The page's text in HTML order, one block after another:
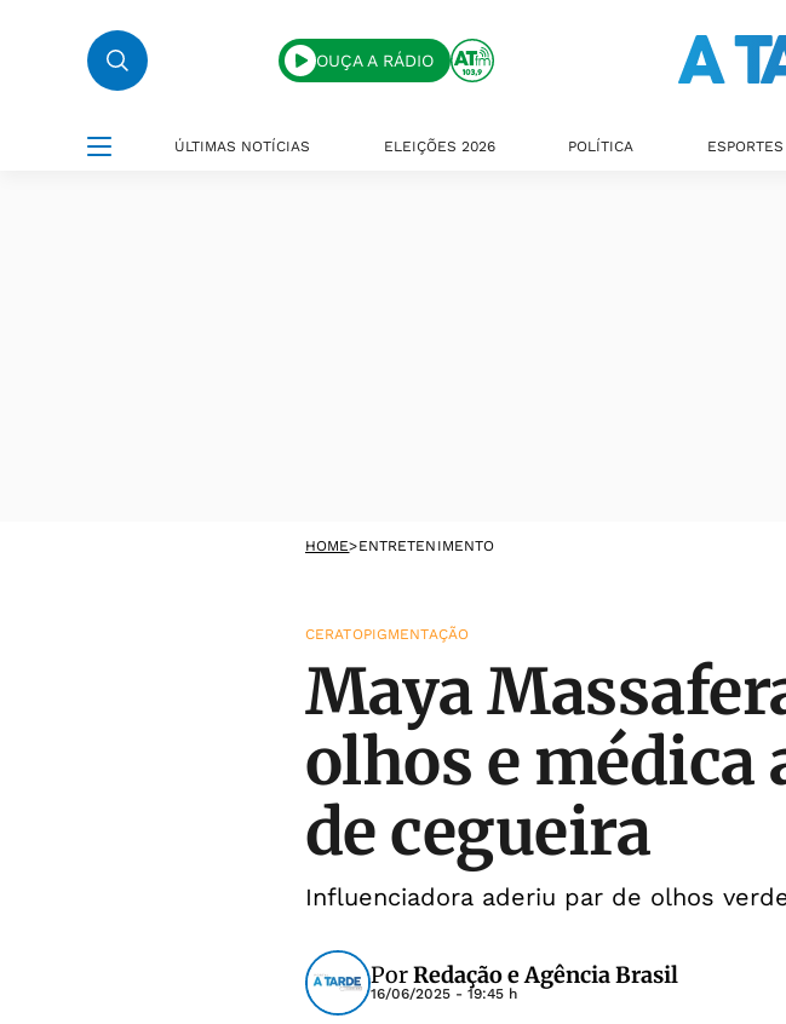
OUÇA A RÁDIO
ÚLTIMAS NOTÍCIAS ELEIÇÕES 2026 POLÍTICA ESPORTES
HOME>ENTRETENIMENTO
CERATOPIGMENTAÇÃO
Maya
olhos e médica
de cegueira
Influenciadora aderiu par de olhos
PorRedação e Agência Brasil
16/06/2025 - 19:45 h